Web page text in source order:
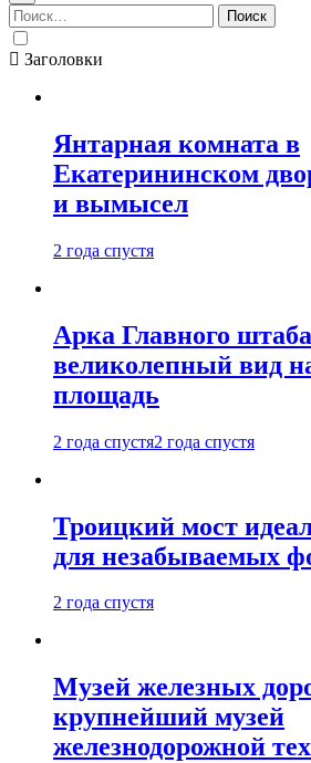
Найти:
Заголовки
Янтарная комната в
Екатерининском
и вымысел
2 года спустя
Арка Главного штаба
великолепный вид
площадь
2 года спустя2 года спустя
Троицкий мост
для незабываемых
2 года спустя
Музей железных
крупнейший музей
железнодорожной